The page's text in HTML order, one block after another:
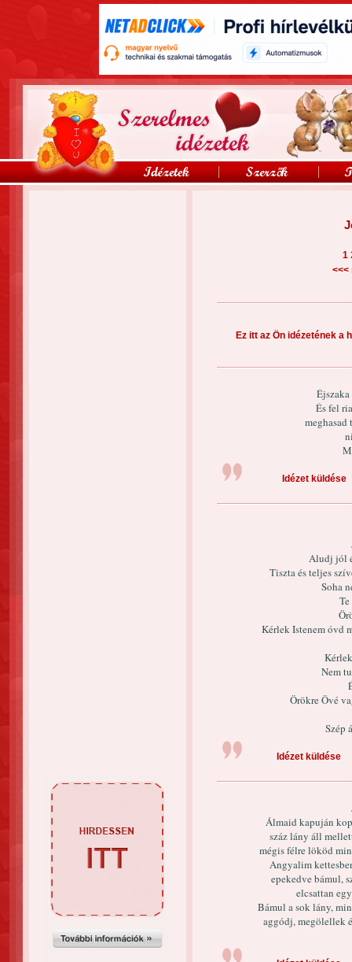
1
<<<
Ez itt az Ön idézetének a
És fel
Idézet küldése
Aludj jól
Tiszta és teljes
Soha
Kérlek Istenem óvd
Nem
Örökre Övé
Szép
Idézet küldése
Álmaid kapuján
száz lány áll
mégis félre lököd
Angyalim
epekedve bámul,
elcsattan
Bámul a sok lány,
aggódj, megölellek